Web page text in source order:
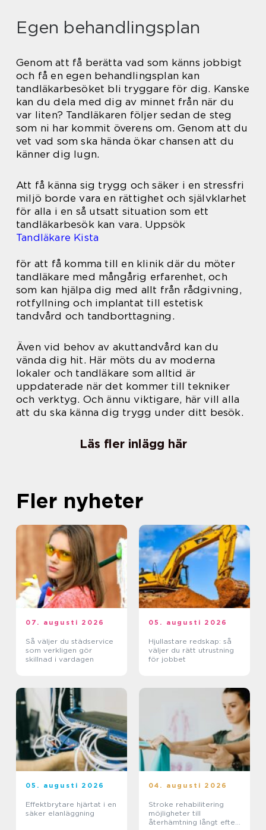
Egen behandlingsplan
Genom att få berätta vad som känns jobbigt
och få en egen behandlingsplan kan
tandläkarbesöket bli tryggare för dig. Kanske
kan du dela med dig av minnet från när du
var liten? Tandläkaren följer sedan de steg
som ni har kommit överens om. Genom att du
vet vad som ska hända ökar chansen att du
känner dig lugn.
Att få känna sig trygg och säker i en stressfri
miljö borde vara en rättighet och självklarhet
för alla i en så utsatt situation som ett
tandläkarbesök kan vara. Uppsök
Tandläkare Kista
för att få komma till en klinik där du möter
tandläkare med mångårig erfarenhet, och
som kan hjälpa dig med allt från rådgivning,
rotfyllning och implantat till estetisk
tandvård och tandborttagning.
Även vid behov av akuttandvård kan du
vända dig hit. Här möts du av moderna
lokaler och tandläkare som alltid är
uppdaterade när det kommer till tekniker
och verktyg. Och ännu viktigare, här vill alla
att du ska känna dig trygg under ditt besök.
Läs fler inlägg här
Fler nyheter
07. augusti 2026
Så väljer du städservice
som verkligen gör
skillnad i vardagen
05. augusti 2026
Hjullastare redskap: så
väljer du rätt utrustning
för jobbet
05. augusti 2026
Effektbrytare hjärtat i en
säker elanläggning
04. augusti 2026
Stroke rehabilitering
möjligheter till
återhämtning långt efter